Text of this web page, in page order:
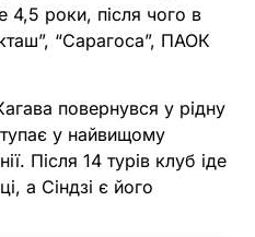
4,5 роки, після чого в
“Сарагоса”, ПАОК
повернувся у рідну
у найвищому
Після 14 турів клуб іде
а Сіндзі є його